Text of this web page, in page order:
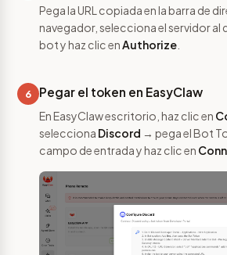
Pega la URL copiada en la barra de
navegador, selecciona el servidor al
bot y haz clic enAuthorize
6 Pegar el token en EasyClaw
En EasyClaw escritorio, haz clic en
selecciona Discord → pega el Bot
campo de entrada y haz clic en